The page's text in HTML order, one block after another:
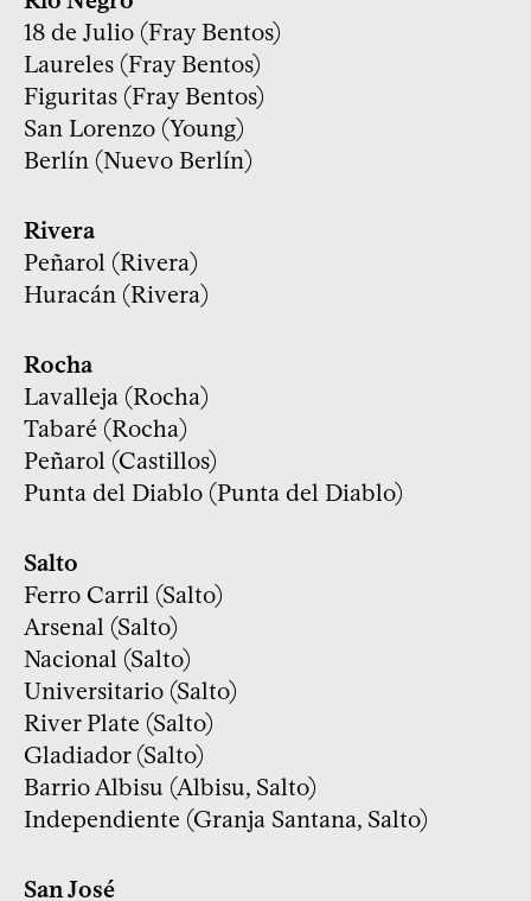
18 de Julio (Fray Bentos)
Laureles (Fray Bentos)
Figuritas (Fray Bentos)
San Lorenzo (Young)
Berlín (Nuevo Berlín)
Rivera
Peñarol (Rivera)
Huracán (Rivera)
Rocha
Lavalleja (Rocha)
Tabaré (Rocha)
Peñarol (Castillos)
Punta del Diablo (Punta del Diablo)
Salto
Ferro Carril (Salto)
Arsenal (Salto)
Nacional (Salto)
Universitario (Salto)
River Plate (Salto)
Gladiador (Salto)
Barrio Albisu (Albisu, Salto)
Independiente (Granja Santana, Salto)
San José